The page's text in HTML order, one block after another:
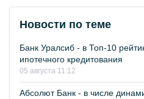
Новости по теме
Банк Уралсиб - в Топ-10
ипотечного кредитования
05 августа 11:12
Абсолют Банк - в числе